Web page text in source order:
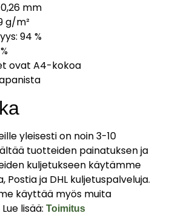
mm
g/m²
94 %
ovat A4-kokoa
yleisesti on noin 3-10
tuotteiden painatuksen ja
kuljetukseen käytämme
Postia ja DHL kuljetuspalveluja.
käyttää myös muita
lisää:Toimitus